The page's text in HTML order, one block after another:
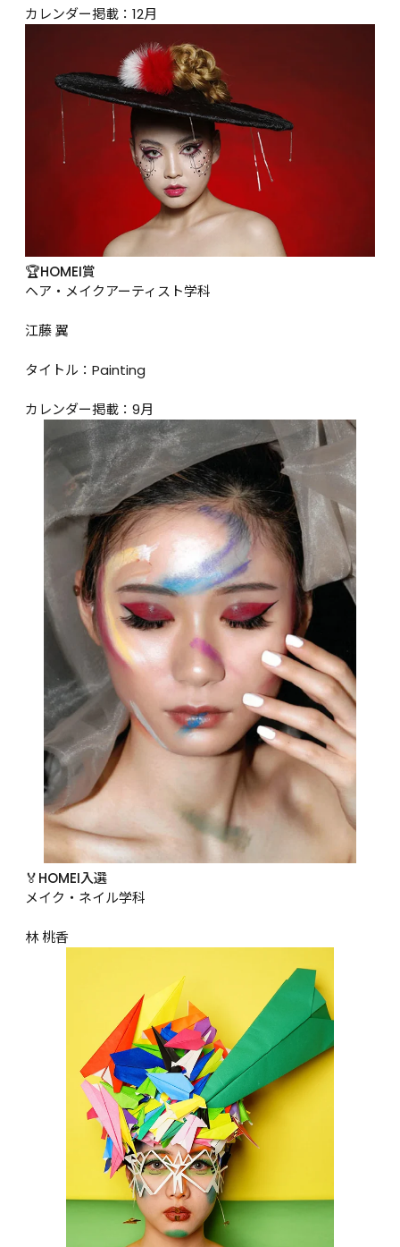
カレンダー掲載：12月
🏆HOMEI賞
ヘア・メイクアーティスト学科
江藤 翼
タイトル：Painting
カレンダー掲載：9月
🏅HOMEI入選
メイク・ネイル学科
林 桃香